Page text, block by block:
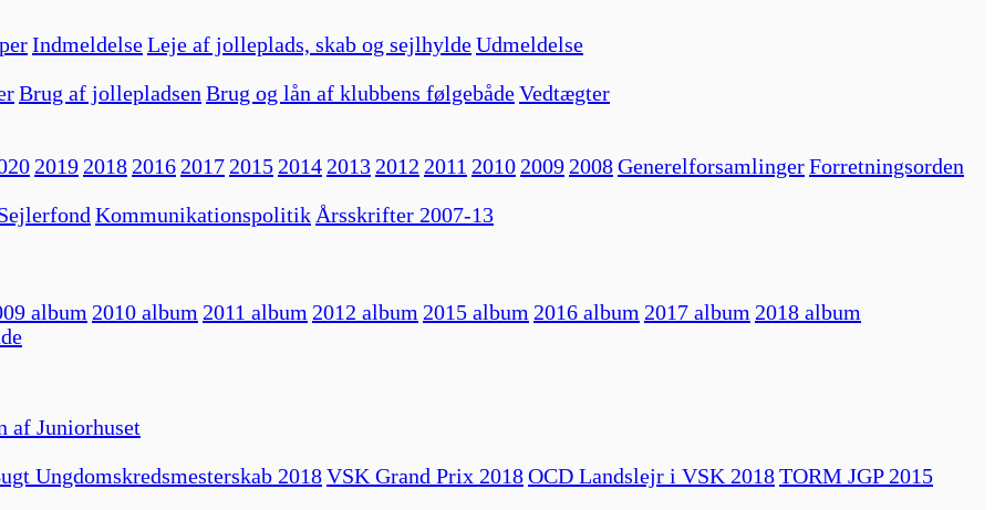
IndmeldelseLeje af jolleplads, skab og sejlhyldeUdmeldelse
Brug af jollepladsen Brug og lån af klubbens følgebådeVedtægter
2019 2018 2016 2017 2015 2014 2013 2012 2011 2010 2009 2008GenerelforsamlingerForretningsorden
Kommunikationspolitik Årsskrifter 2007-13
album 2010 album 2011 album 2012 album 2015 album 2016 album 2017 album 2018 album
af Juniorhuset
Ungdomskredsmesterskab 2018VSK Grand Prix 2018OCD Landslejr i VSK 2018TORM JGP 2015